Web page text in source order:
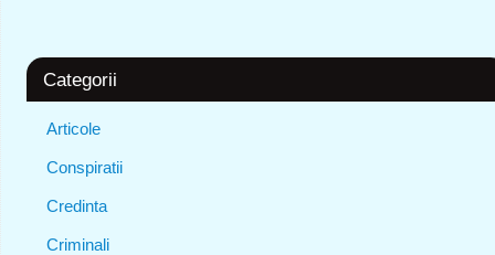
Categorii
Articole
Conspiratii
Credinta
Criminali